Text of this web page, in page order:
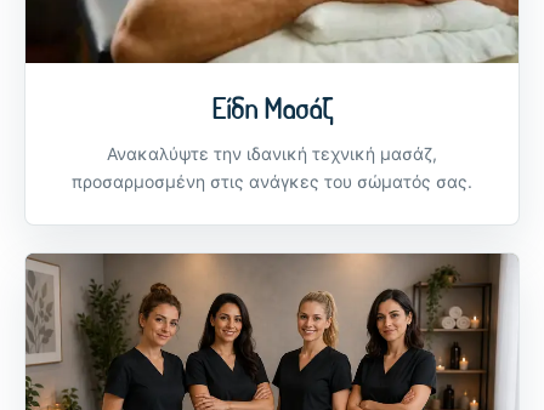
Είδη Μασάζ
Ανακαλύψτε την ιδανική τεχνική μασάζ,
προσαρμοσμένη στις ανάγκες του σώματός σας.